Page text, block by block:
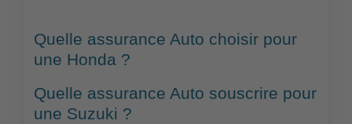
Quelle assurance Auto choisir pour
une Honda ?
Quelle assurance Auto souscrire pour
une Suzuki ?